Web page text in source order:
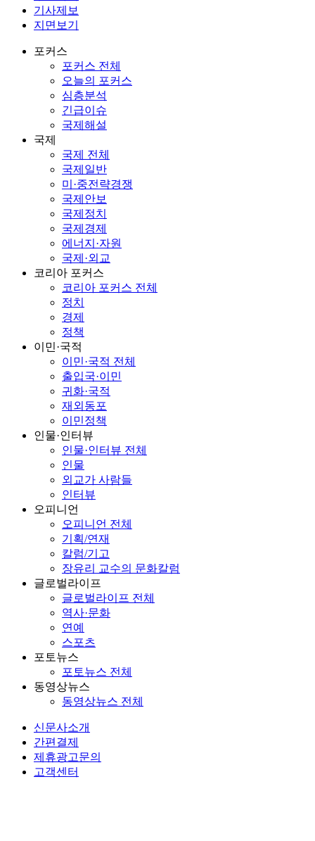
기사제보
지면보기
포커스
포커스 전체
오늘의 포커스
심층분석
긴급이슈
국제해설
국제
국제 전체
국제일반
미·중전략경쟁
국제안보
국제정치
국제경제
에너지·자원
국제·외교
코리아 포커스
코리아 포커스 전체
정치
경제
정책
이민·국적
이민·국적 전체
출입국·이민
귀화·국적
재외동포
이민정책
인물·인터뷰
인물·인터뷰 전체
인물
외교가 사람들
인터뷰
오피니언
오피니언 전체
기획/연재
칼럼/기고
장유리 교수의 문화칼럼
글로벌라이프
글로벌라이프 전체
역사·문화
연예
스포츠
포토뉴스
포토뉴스 전체
동영상뉴스
동영상뉴스 전체
신문사소개
간편결제
제휴광고문의
고객센터